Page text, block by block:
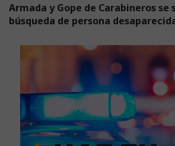
Armada y Gope de Carabineros se
búsqueda de persona